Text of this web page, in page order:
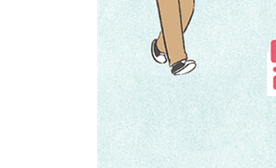
3-2. 공부가 힘들다는 아이에
3-3. 먼저 놀고 싶어하는 아이
3-4. 학원 가기를 거부하는 아
네 걸음, 관계 맺기 말 연습
4-1. 절교당한 아이에게 “너도